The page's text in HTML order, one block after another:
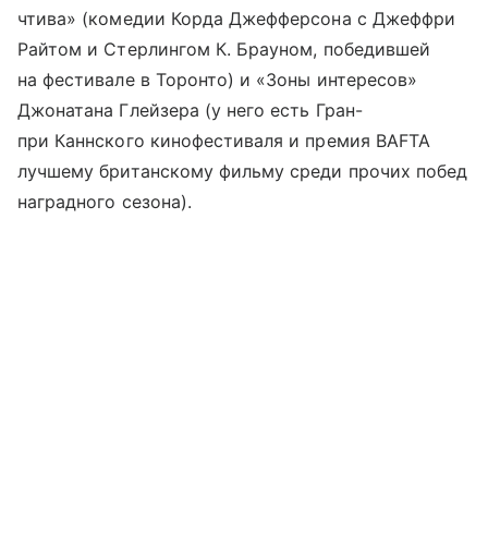
чтива» (комедии Корда Джефферсона с Джеффри
Райтом и Стерлингом К. Брауном, победившей
на фестивале в Торонто) и «Зоны интересов»
Джонатана Глейзера (у него есть Гран-
при Каннского кинофестиваля и премия BAFTA
лучшему британскому фильму среди прочих побед
наградного сезона).